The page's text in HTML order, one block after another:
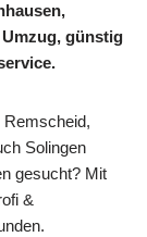
günstig
Remscheid,
Solingen
gesucht? Mit
&